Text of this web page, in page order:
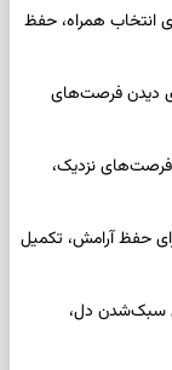
| نشانه‌هایی برای انتخاب همراه، حفظ
| نقش‌هایی برای دیدن فرصت‌های
| نقش‌هایی از فرصت‌های نزدیک،
۱۴۰۵ | نشانه‌هایی برای حفظ آرامش، تکمیل
| نیت‌هایی برای سبک‌شدن دل،